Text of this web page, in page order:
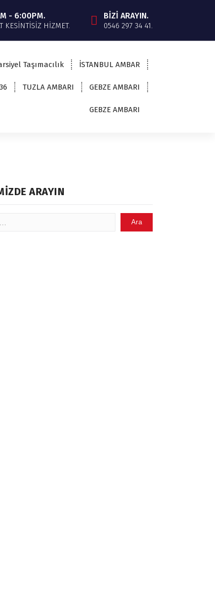
- 6:00PM.
KESİNTİSİZ HİZMET.
BİZİ ARAYIN.
0546 297 34 41.
Taşımacılık İSTANBUL AMBAR
TUZLA AMBARI GEBZE AMBARI
GEBZE AMBARI
ARAYIN